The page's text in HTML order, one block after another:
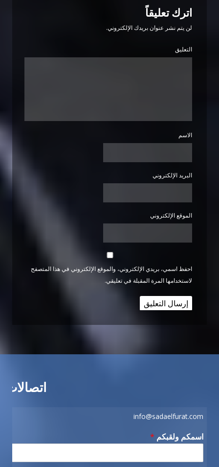
اترك تعليقاً
لن يتم نشر عنوان بريدك الإلكتروني.
التعليق
الاسم
البريد الإلكتروني
الموقع الإلكتروني
احفظ اسمي، بريدي الإلكتروني، والموقع الإلكتروني في هذا المتصفح
لاستخدامها المرة المقبلة في تعليقي.
اتصالات
info@sadaelfurat.com
اسمكم ولقبكم *